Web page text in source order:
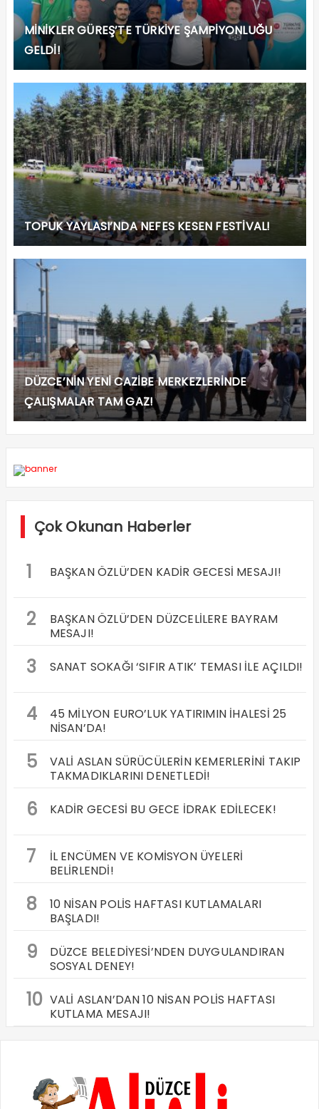
MİNİKLER GÜREŞ’TE TÜRKİYE ŞAMPİYONLUĞU
GELDİ!
TOPUK YAYLASI’NDA NEFES KESEN FESTİVAL!
DÜZCE’NİN YENİ CAZİBE MERKEZLERİNDE
ÇALIŞMALAR TAM GAZ!
Çok Okunan Haberler
1 BAŞKAN ÖZLÜ’DEN KADİR GECESİ MESAJI!
2
BAŞKAN ÖZLÜ’DEN DÜZCELİLERE BAYRAM
MESAJI!
3 SANAT SOKAĞI ‘SIFIR ATIK’ TEMASI İLE AÇILDI!
4
45 MİLYON EURO’LUK YATIRIMIN İHALESİ 25
NİSAN’DA!
5
VALİ ASLAN SÜRÜCÜLERİN KEMERLERİNİ TAKIP
TAKMADIKLARINI DENETLEDİ!
6 KADİR GECESİ BU GECE İDRAK EDİLECEK!
7
İL ENCÜMEN VE KOMİSYON ÜYELERİ
BELİRLENDİ!
8
10 NİSAN POLİS HAFTASI KUTLAMALARI
BAŞLADI!
9
DÜZCE BELEDİYESİ’NDEN DUYGULANDIRAN
SOSYAL DENEY!
10 VALİ ASLAN’DAN 10 NİSAN POLİS HAFTASI
KUTLAMA MESAJI!